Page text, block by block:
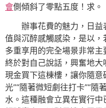
會側傾斜了零點五度！求。
辦事花費的魅力，日
值與沉醉感觸感染，是以，
多重享用的完全場景非常
終於對自己說話，興奮地
現金買下這棟樓，讓你隨
光”“隨著微短劇往打卡”“隨
水。這種融會立異在實行